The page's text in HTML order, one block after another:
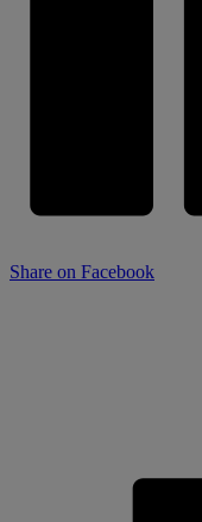
Share on Facebook